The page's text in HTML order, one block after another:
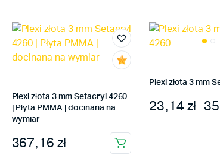
Plexi złota 3 mm Setacryl 4260
| Płyta PMMA | docinana na
wymiar
367,16zł
Plexi złota 3 mm
23,14zł–
Zakres cen:
Ten